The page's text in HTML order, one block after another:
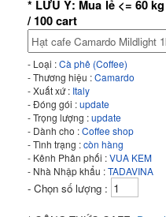
* LƯU Ý: Mua lẻ <= 60
/ 100 cart
- Loại :Cà phê (Coffee)
- Thương hiệu :Camardo
- Xuất xứ : Italy
- Đóng gói :update
- Trọng lượng :update
- Dành cho :Coffee shop
- Tình trạng :còn hàng
- Kênh Phân phối :VUA KEM
- Nhà Nhập khẩu :TADAVINA
- Chọn số lượng :